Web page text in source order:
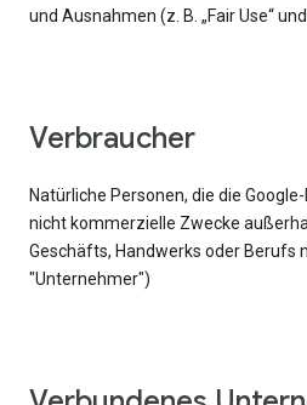
und Ausnahmen (z. B. „Fair Use“
Verbraucher
Natürliche Personen, die die
nicht kommerzielle Zwecke
Geschäfts, Handwerks oder Berufs
"Unternehmer")